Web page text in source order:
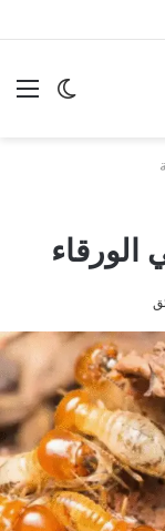
الوضع